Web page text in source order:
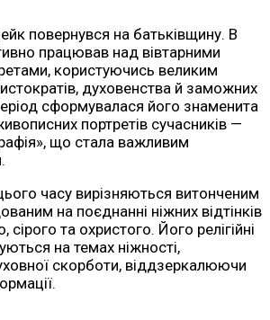
повернувся на батьківщину. В
працював над вівтарними
користуючись великим
духовенства й заможних
сформувалася його знаменита
портретів сучасників —
що стала важливим
часу вирізняються витонченим
на поєднанні ніжних відтінків
та охристого. Його релігійні
на темах ніжності,
скорботи, віддзеркалюючи